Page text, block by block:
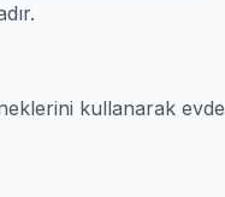
kullanarak evde